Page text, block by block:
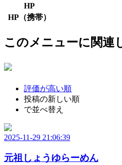
HP
HP（携帯）
このメニューに関連
評価が高い順
投稿の新しい順
で並べ替え
2025-11-29 21:06:39
元祖しょうゆらーめん